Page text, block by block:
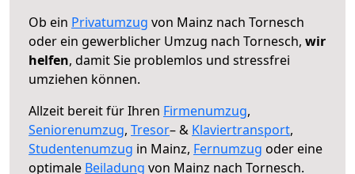
Ob ein Privatumzug von Mainz nach Tornesch
oder ein gewerblicher Umzug nach Tornesch, wir
helfen, damit Sie problemlos und stressfrei
umziehen können.
Allzeit bereit für Ihren Firmenumzug,
Seniorenumzug, Tresor– & Klaviertransport,
Studentenumzug in Mainz, Fernumzug oder eine
optimale Beiladung von Mainz nach Tornesch.